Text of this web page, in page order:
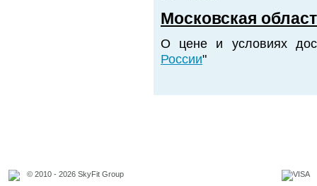
Московская
О цене и условиях
России"
© 2010 - 2026 SkyFit Group